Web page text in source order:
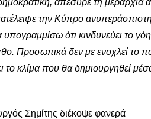
την Κύπρο
ότι κινδυνεύει το
Προσωπικά δεν με ενοχλεί το
το κλίμα που θα δημιουργηθεί
Σημίτης διέκοψε φανερά